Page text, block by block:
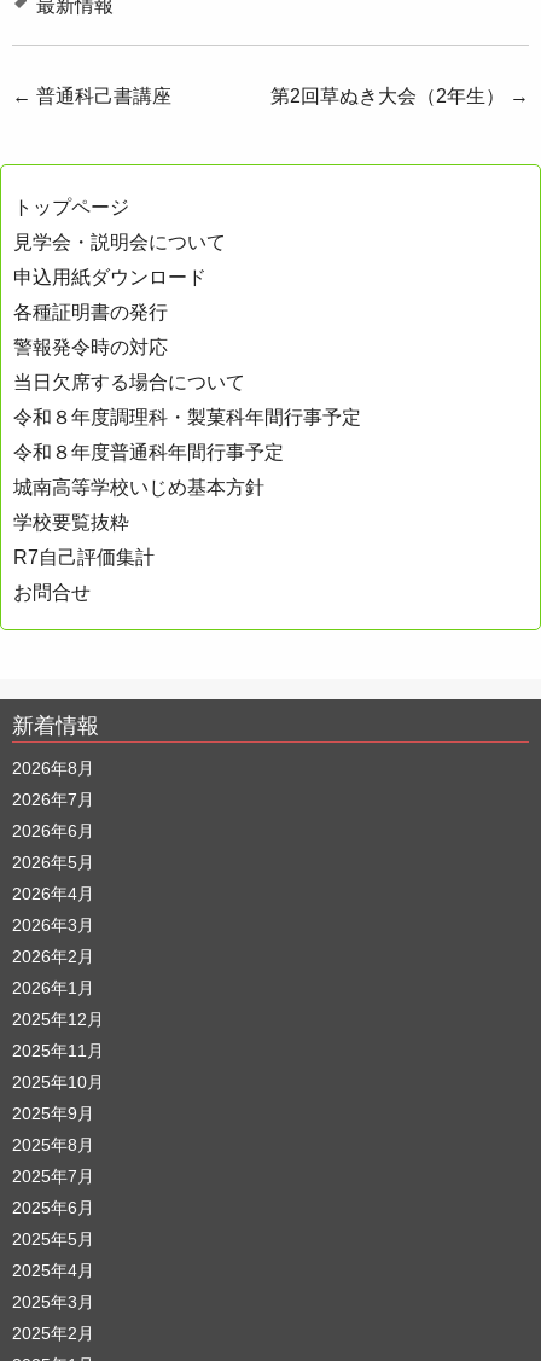
最新情報
投
ビ
ゲ
ー
シ
ョ
ン
← 普通科己書講座 第2回草ぬき大会（2年生） →
トップページ
見学会・説明会について
申込用紙ダウンロード
各種証明書の発行
警報発令時の対応
当日欠席する場合について
令和８年度調理科・製菓科年間行事予定
令和８年度普通科年間行事予定
城南高等学校いじめ基本方針
学校要覧抜粋
R7自己評価集計
お問合せ
新着情報
2026年8月
2026年7月
2026年6月
2026年5月
2026年4月
2026年3月
2026年2月
2026年1月
2025年12月
2025年11月
2025年10月
2025年9月
2025年8月
2025年7月
2025年6月
2025年5月
2025年4月
2025年3月
2025年2月